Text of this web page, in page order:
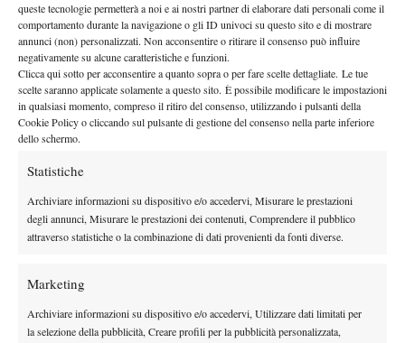
queste tecnologie permetterà a noi e ai nostri partner di elaborare dati personali come il
comportamento durante la navigazione o gli ID univoci su questo sito e di mostrare
annunci (non) personalizzati. Non acconsentire o ritirare il consenso può influire
negativamente su alcune caratteristiche e funzioni.
Clicca qui sotto per acconsentire a quanto sopra o per fare scelte dettagliate. Le tue
scelte saranno applicate solamente a questo sito. È possibile modificare le impostazioni
in qualsiasi momento, compreso il ritiro del consenso, utilizzando i pulsanti della
Cookie Policy o cliccando sul pulsante di gestione del consenso nella parte inferiore
dello schermo.
Statistiche
Archiviare informazioni su dispositivo e/o accedervi, Misurare le prestazioni
degli annunci, Misurare le prestazioni dei contenuti, Comprendere il pubblico
attraverso statistiche o la combinazione di dati provenienti da fonti diverse.
Marketing
Archiviare informazioni su dispositivo e/o accedervi, Utilizzare dati limitati per
la selezione della pubblicità, Creare profili per la pubblicità personalizzata,